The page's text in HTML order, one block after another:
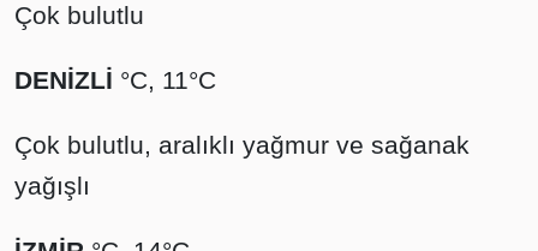
Çok bulutlu
DENİZLİ °C, 11°C
Çok bulutlu, aralıklı yağmur ve sağanak
yağışlı